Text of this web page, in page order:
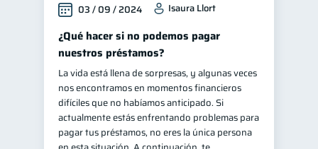
03 / 09 / 2024 Isaura Llort
¿Qué hacer si no podemos pagar
nuestros préstamos?
La vida está llena de sorpresas, y algunas veces
nos encontramos en momentos financieros
difíciles que no habíamos anticipado. Si
actualmente estás enfrentando problemas para
pagar tus préstamos, no eres la única persona